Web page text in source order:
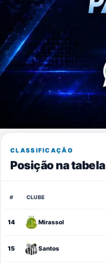
CLASSIFICAÇÃO
Posição na tabela
# CLUBE
14 Mirassol
15 Santos